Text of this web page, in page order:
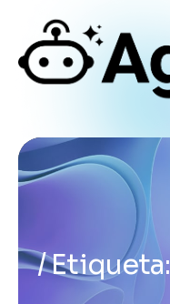
Etiqueta: